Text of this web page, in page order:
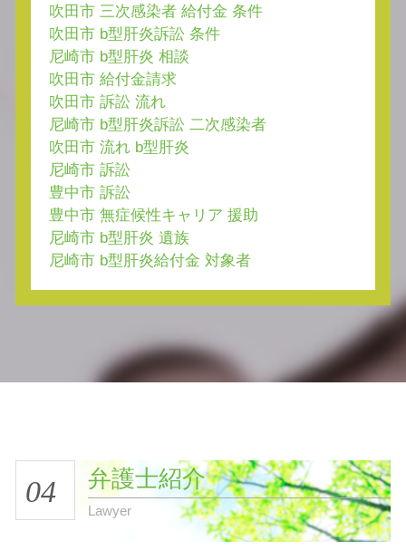
吹田市 三次感染者 給付金 条件
吹田市 b型肝炎訴訟 条件
尼崎市 b型肝炎 相談
吹田市 給付金請求
吹田市 訴訟 流れ
尼崎市 b型肝炎訴訟 二次感染者
吹田市 流れ b型肝炎
尼崎市 訴訟
豊中市 訴訟
豊中市 無症候性キャリア 援助
尼崎市 b型肝炎 遺族
尼崎市 b型肝炎給付金 対象者
04 弁護士紹介
Lawyer